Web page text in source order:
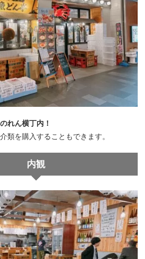
れん横丁内！
類を購入することもできます。
内観